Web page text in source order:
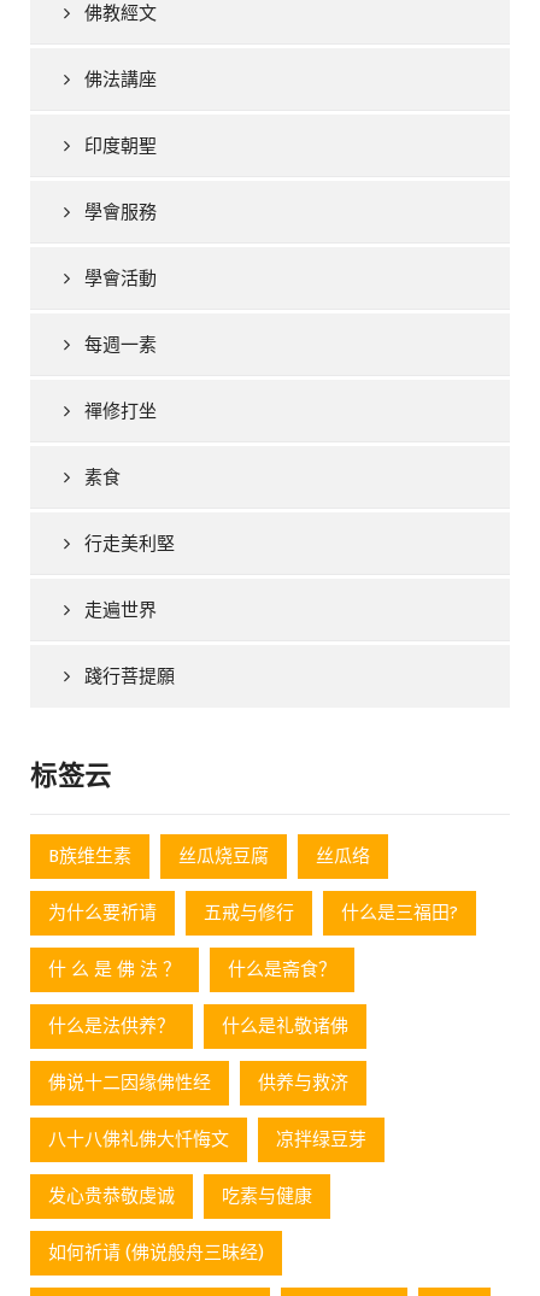
佛教經文
佛法講座
印度朝聖
學會服務
學會活動
每週一素
禪修打坐
素食
行走美利堅
走遍世界
踐行菩提願
标签云
B族维生素 丝瓜烧豆腐 丝瓜络
为什么要祈请 五戒与修行 什么是三福田?
什 么 是 佛 法 ？ 什么是斋食？
什么是法供养？ 什么是礼敬诸佛
佛说十二因缘佛性经 供养与救济
八十八佛礼佛大忏悔文 凉拌绿豆芽
发心贵恭敬虔诚 吃素与健康
如何祈请 (佛说般舟三昧经)